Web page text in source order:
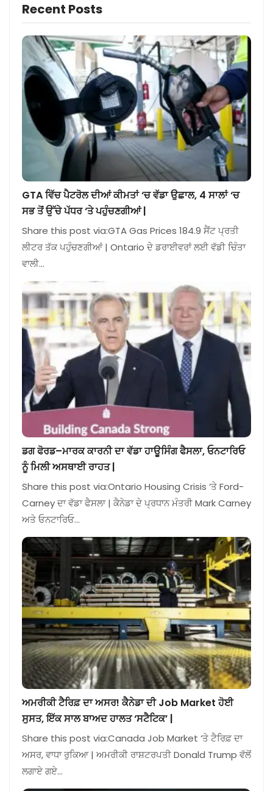
Recent Posts
GTA ਵਿੱਚ ਪੈਟਰੋਲ ਦੀਆਂ ਕੀਮਤਾਂ ‘ਚ ਵੱਡਾ ਉਛਾਲ, 4 ਸਾਲਾਂ ‘ਚ
ਸਭ ਤੋਂ ਉੱਚੇ ਪੱਧਰ ‘ਤੇ ਪਹੁੰਚਣਗੀਆਂ |
Share this post via:GTA Gas Prices 184.9 ਸੈਂਟ ਪ੍ਰਤੀ
ਲੀਟਰ ਤੱਕ ਪਹੁੰਚਣਗੀਆਂ | Ontario ਦੇ ਡਰਾਈਵਰਾਂ ਲਈ ਵੱਡੀ ਚਿੰਤਾ
ਵਾਲੀ…
ਡਗ ਫੋਰਡ–ਮਾਰਕ ਕਾਰਨੀ ਦਾ ਵੱਡਾ ਹਾਊਸਿੰਗ ਫੈਸਲਾ, ਓਨਟਾਰਿਓ
ਨੂੰ ਮਿਲੀ ਅਸਥਾਈ ਰਾਹਤ |
Share this post via:Ontario Housing Crisis ‘ਤੇ Ford-
Carney ਦਾ ਵੱਡਾ ਫੈਸਲਾ | ਕੈਨੇਡਾ ਦੇ ਪ੍ਰਧਾਨ ਮੰਤਰੀ Mark Carney
ਅਤੇ ਓਨਟਾਰਿਓ…
ਅਮਰੀਕੀ ਟੈਰਿਫ਼ ਦਾ ਅਸਰ! ਕੈਨੇਡਾ ਦੀ Job Market ਹੋਈ
ਸੁਸਤ, ਇੱਕ ਸਾਲ ਬਾਅਦ ਹਾਲਤ ‘ਸਟੈਟਿਕ’ |
Share this post via:Canada Job Market ‘ਤੇ ਟੈਰਿਫ਼ ਦਾ
ਅਸਰ, ਵਾਧਾ ਰੁਕਿਆ | ਅਮਰੀਕੀ ਰਾਸ਼ਟਰਪਤੀ Donald Trump ਵੱਲੋਂ
ਲਗਾਏ ਗਏ…